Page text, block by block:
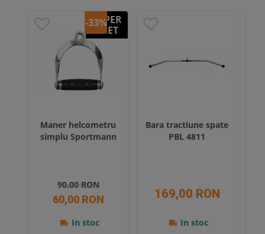
SUPER
PRET
-33%
Maner helcometru
simplu Sportmann
90,00 RON
60,00 RON
In stoc
Bara tractiune spate
PBL 4811
169,00 RON
In stoc